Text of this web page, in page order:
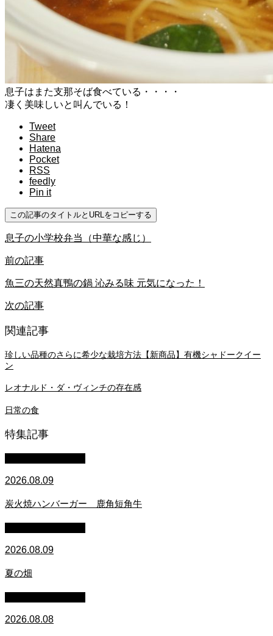
息子はまた支那そば食べている・・・・
凄く美味しいと叫んでいる！
Tweet
Share
Hatena
Pocket
RSS
feedly
Pin it
この記事のタイトルとURLをコピーする
息子の小学校弁当（中華な感じ）
前の記事
魚三の天然真鴨の鍋 沁みる味 元気になった！
次の記事
関連記事
珍しい品種のさらに希少な栽培方法【新商品】有機シャドークイー
ン
レオナルド・ダ・ヴィンチの存在感
日常の食
特集記事
2026.08.09
炭火焼ハンバーガー 鹿角短角牛
2026.08.09
夏の畑
2026.08.08